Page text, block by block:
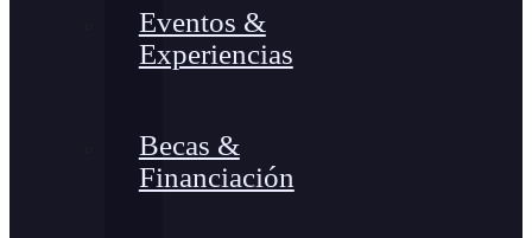
Eventos &
Experiencias
Becas &
Financiación